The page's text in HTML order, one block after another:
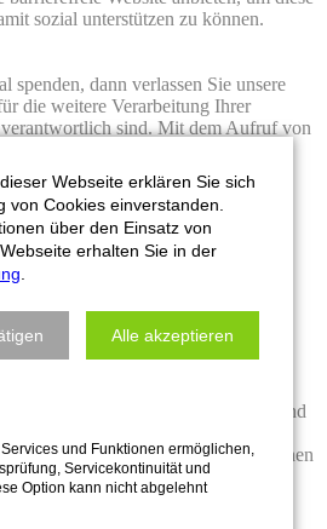
sozial unterstützen zu können.
spenden, dann verlassen Sie unsere
die weitere Verarbeitung Ihrer
verantwortlich sind. Mit dem Aufruf von
Daten an die PayPal
in Luxemburg und damit
Unternehmen der PayPal-
Eine Beschreibung der
in der Datenschutzerklärung von
Benutzung der Website mit dem
Dazu werden die folgenden
IP-Adresse, besuchte Seiten
URL), Browser,
Ort. Diese Daten werden umgehend
Die Rechtsgrundlage für die
Interesse des Verantwortlichen
Informationen für die inhaltliche
zu erhalten.
Webseite erklären Sie sich
von Cookies einverstanden.
über den Einsatz von
erhalten Sie in der
Alle akzeptieren
und Funktionen ermöglichen,
Servicekontinuität und
Option kann nicht abgelehnt